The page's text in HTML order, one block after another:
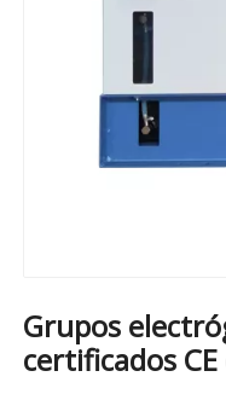
Grupos
certificados CE